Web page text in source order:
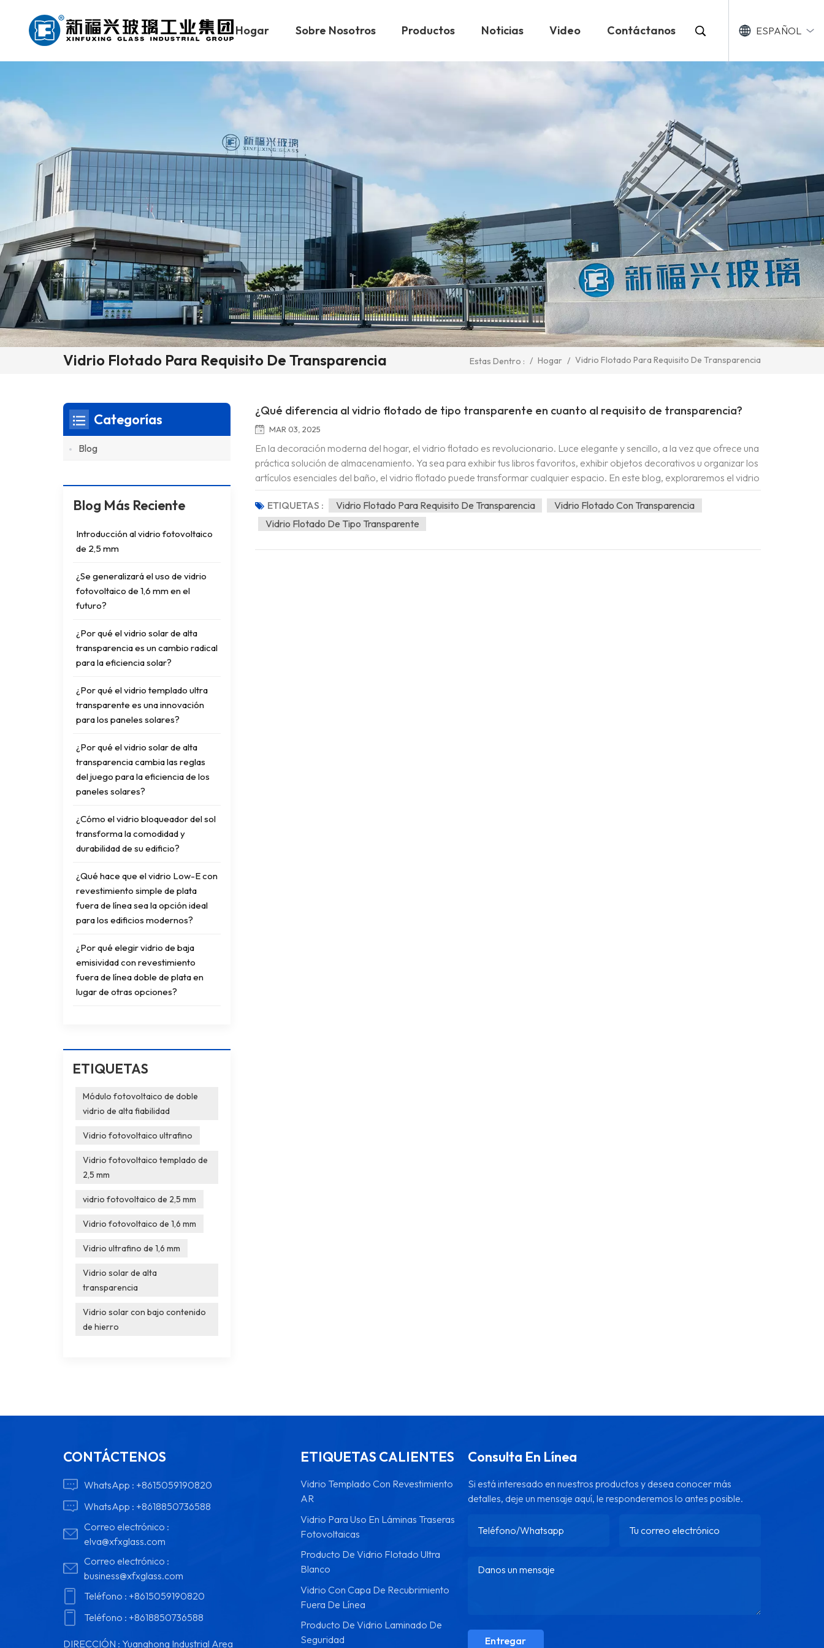
Hogar Sobre Nosotros Productos Noticias Video Contáctanos ESPAÑOL
Vidrio Flotado Para Requisito De Transparencia Estas Dentro : / Hogar / Vidrio Flotado Para Requisito De Transparencia
¿Qué diferencia al vidrio flotado de tipo transparente en cuanto al requisito de transparencia?
MAR 03, 2025
En la decoración moderna del hogar, el vidrio flotado es revolucionario. Luce elegante y sencillo, a la vez que ofrece una
práctica solución de almacenamiento. Ya sea para exhibir tus libros favoritos, exhibir objetos decorativos u organizar los
artículos esenciales del baño, el vidrio flotado puede transformar cualquier espacio. En este blog, exploraremos el vidrio
flotado, analizaremos sus beneficios y te daremos consejos para elegir la estantería ideal. Vidrio flotado El vidrio flotado
es rec...
ETIQUETAS : Vidrio Flotado Para Requisito De Transparencia
Vidrio Flotado Con Transparencia
Vidrio Flotado De Tipo Transparente
Categorías
Blog
Blog Más Reciente
Introducción al vidrio fotovoltaico
de 2,5 mm
¿Se generalizará el uso de vidrio
fotovoltaico de 1,6 mm en el
futuro?
¿Por qué el vidrio solar de alta
transparencia es un cambio radical
para la eficiencia solar?
¿Por qué el vidrio templado ultra
transparente es una innovación
para los paneles solares?
¿Por qué el vidrio solar de alta
transparencia cambia las reglas
del juego para la eficiencia de los
paneles solares?
¿Cómo el vidrio bloqueador del sol
transforma la comodidad y
durabilidad de su edificio?
¿Qué hace que el vidrio Low-E con
revestimiento simple de plata
fuera de línea sea la opción ideal
para los edificios modernos?
¿Por qué elegir vidrio de baja
emisividad con revestimiento
fuera de línea doble de plata en
lugar de otras opciones?
ETIQUETAS
Módulo fotovoltaico de doble
vidrio de alta fiabilidad
Vidrio fotovoltaico ultrafino
Vidrio fotovoltaico templado de
2,5 mm
vidrio fotovoltaico de 2,5 mm
Vidrio fotovoltaico de 1,6 mm
Vidrio ultrafino de 1,6 mm
Vidrio solar de alta
transparencia
Vidrio solar con bajo contenido
de hierro
CONTÁCTENOS
WhatsApp : +8615059190820
WhatsApp : +8618850736588
Correo electrónico :
elva@xfxglass.com
Correo electrónico :
business@xfxglass.com
Teléfono : +8615059190820
Teléfono : +8618850736588
DIRECCIÓN : Yuanghong Industrial Area
ETIQUETAS CALIENTES
Vidrio Templado Con Revestimiento
AR
Vidrio Para Uso En Láminas Traseras
Fotovoltaicas
Producto De Vidrio Flotado Ultra
Blanco
Vidrio Con Capa De Recubrimiento
Fuera De Línea
Producto De Vidrio Laminado De
Seguridad
Consulta En Línea
Si está interesado en nuestros productos y desea conocer más
detalles, deje un mensaje aquí, le responderemos lo antes posible.
Entregar